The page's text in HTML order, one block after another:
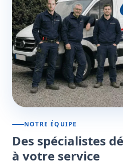
NOTRE ÉQUIPE
Des spécialistes
à votre service